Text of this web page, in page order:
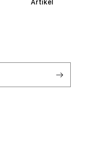
Artikel